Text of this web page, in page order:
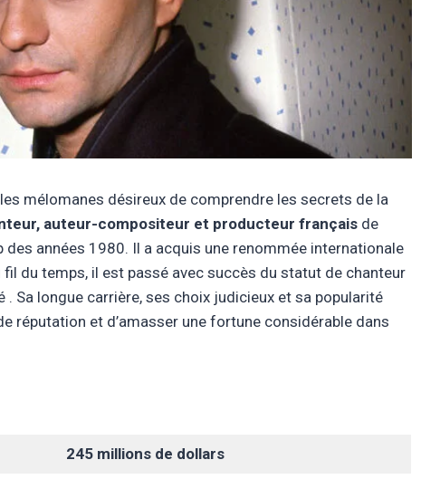
mélomanes désireux de comprendre les secrets de la
auteur-compositeur et producteur français de
des années 1980. Il a acquis une renommée internationale
fil du temps, il est passé avec succès du statut de chanteur
. Sa longue carrière, ses choix judicieux et sa popularité
réputation et d’amasser une fortune considérable dans
245 millions de dollars